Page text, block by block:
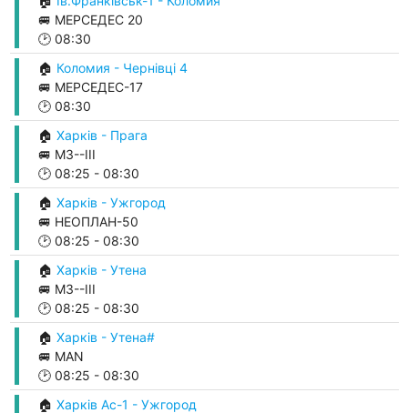
🚐 МЕРСЕДЕС 20
🕑 08:30
🏠 Коломия - Чернівці 4
🚐 МЕРСЕДЕС-17
🕑 08:30
🏠 Харків - Прага
🚐 М3--ІІІ
🕑 08:25 - 08:30
🏠 Харків - Ужгород
🚐 НЕОПЛАН-50
🕑 08:25 - 08:30
🏠 Харків - Утена
🚐 М3--ІІІ
🕑 08:25 - 08:30
🏠 Харків - Утена#
🚐 MAN
🕑 08:25 - 08:30
🏠 Харків Ас-1 - Ужгород